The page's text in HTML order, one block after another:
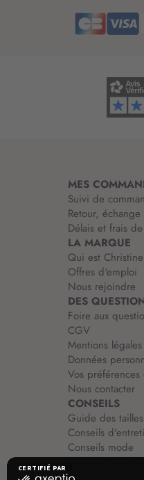
MES
Suivi de
Retour,
Délais et frais
LA MARQUE
Qui est
Offres d'emploi
Nous rejoindre
DES
Foire aux
CGV
Mentions légales
Données
Vos
Nous contacter
CONSEILS
Guide des tailles
Conseils
Conseils mode
Guide vêtements